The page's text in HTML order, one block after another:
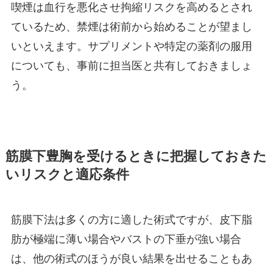
喫煙は血行を悪化させ拘縮リスクを高めるとされ
ているため、禁煙は術前から始めることが望まし
いといえます。サプリメントや特定の薬剤の服用
についても、事前に担当医と共有しておきましょ
う。
筋膜下豊胸を受けるときに把握しておきた
いリスクと適応条件
筋膜下法は多くの方に適した術式ですが、皮下脂
肪が極端に薄い場合やバストの下垂が強い場合
は、他の術式のほうが良い結果を出せることもあ